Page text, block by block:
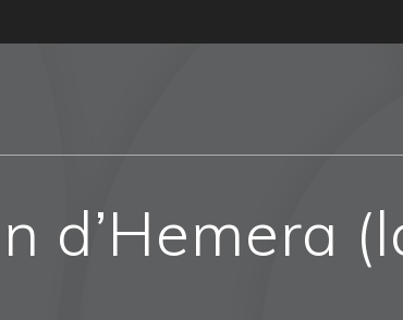
d’Hemera